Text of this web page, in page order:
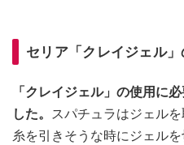
セリア「クレイジェル
「クレイジェル」の使用に
した。 スパチュラはジェル
糸を引きそうな時にジェル